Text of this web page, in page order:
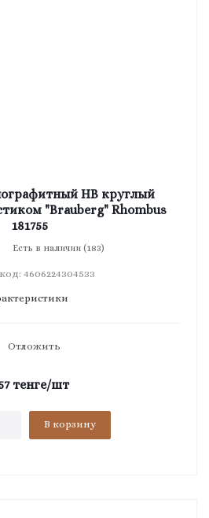
HB круглый
"Brauberg" Rhombus
181755
Есть в наличии (183)
4606224304533
Отложить
тенге/шт
В корзину